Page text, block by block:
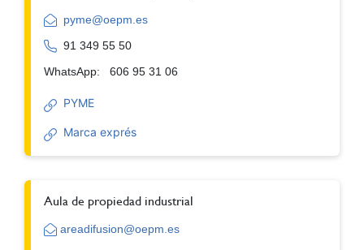
pyme@oepm.es
91 349 55 50
WhatsApp: 606 95 31 06
PYME
Marca exprés
Aula de propiedad industrial
areadifusion@oepm.es